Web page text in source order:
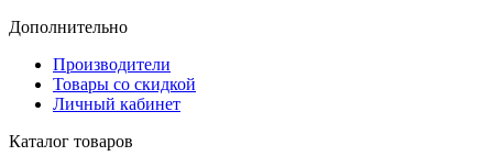
Дополнительно
Производители
Товары со скидкой
Личный кабинет
Каталог товаров